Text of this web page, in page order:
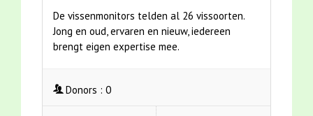
De vissenmonitors telden al 26 vissoorten.
Jong en oud, ervaren en nieuw, iedereen
brengt eigen expertise mee.
Donors : 0